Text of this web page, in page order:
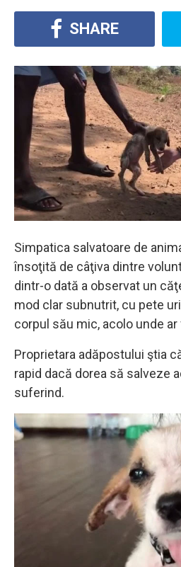
SHARE
Simpatica salvatoare de
însoţită de câţiva dintre
dintr-o dată a observat un
mod clar subnutrit, cu pete
corpul său mic, acolo unde
Proprietara adăpostului ştia
rapid dacă dorea să salveze
suferind.